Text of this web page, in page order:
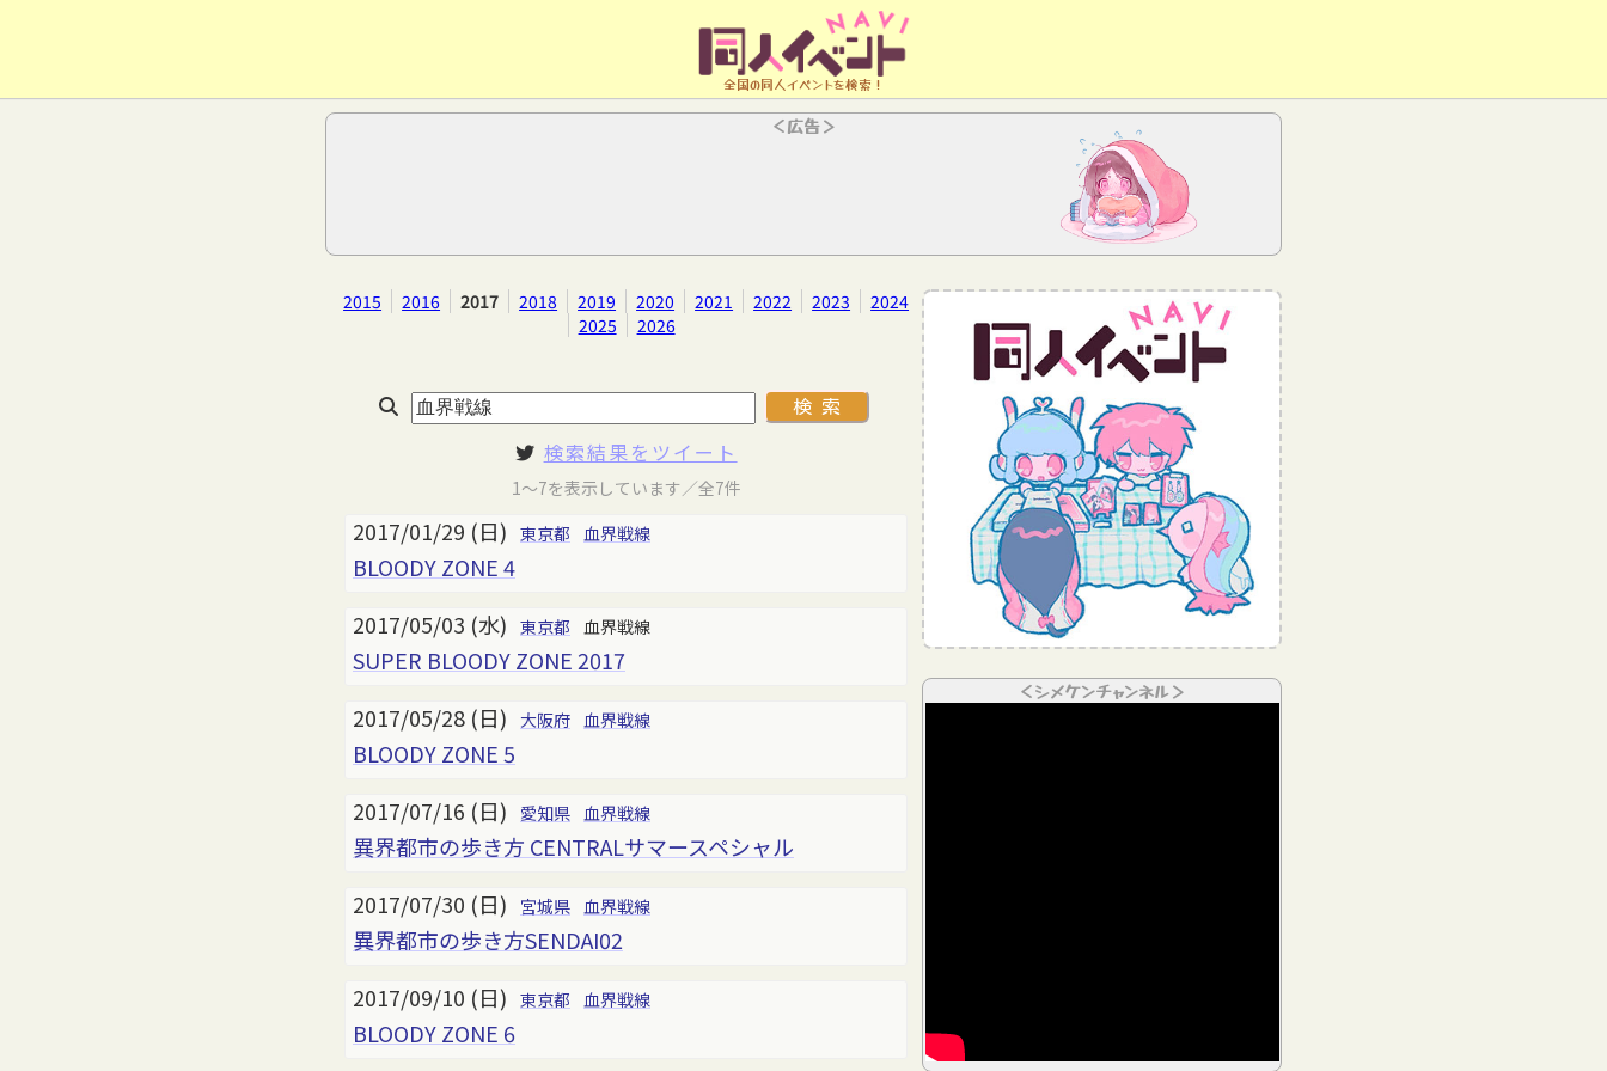
全国の同人イベントを検索！
＜広告＞
2015 2016 2017 2018 2019 2020 2021 2022 2023
2024
2025
2026
検索結果をツイート
1～7を表示しています／全7件
2017/01/29 (日) 東京都 血界戦線
BLOODY ZONE 4
2017/05/03 (水) 東京都 血界戦線
SUPER BLOODY ZONE 2017
2017/05/28 (日) 大阪府 血界戦線
BLOODY ZONE 5
2017/07/16 (日)
愛知県 血界戦線
異界都市の歩き方 CENTRALサマースペシャル
2017/07/30 (日)
宮城県 血界戦線
異界都市の歩き方SENDAI02
2017/09/10 (日) 東京都 血界戦線
BLOODY ZONE 6
＜シメケンチャンネル＞